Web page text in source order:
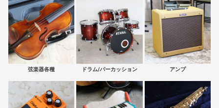
弦楽器各種 ドラム/パーカッション アンプ